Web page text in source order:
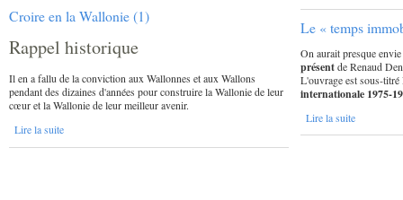
Croire en la Wallonie (1)
Rappel historique
Il en a fallu de la conviction aux Wallonnes et aux Wallons
pendant des dizaines d'années pour construire la Wallonie de leur
cœur et la Wallonie de leur meilleur avenir.
Lire la suite
Le « temps
On aurait presque
présentde Renaud
L'ouvrage est sous-titré
internationale 1975-
Lire la suite